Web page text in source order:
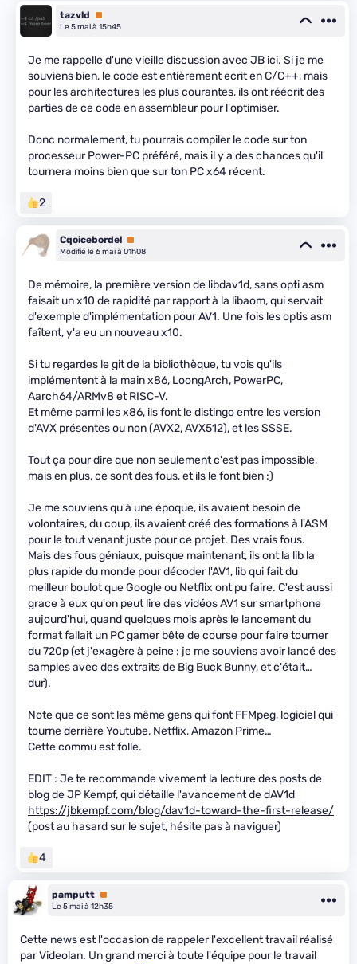
tazvld
Premium
Le 5 mai à 15h45
Je me rappelle d'une vieille discussion avec JB ici. Si je me
souviens bien, le code est entièrement ecrit en C/C++, mais
pour les architectures les plus courantes, ils ont réécrit des
parties de ce code en assembleur pour l'optimiser.
Donc normalement, tu pourrais compiler le code sur ton
processeur Power-PC préféré, mais il y a des chances qu'il
tournera moins bien que sur ton PC x64 récent.
2
Cqoicebordel Premium
Modifié le 6 mai à 01h08
De mémoire, la première version de libdav1d, sans opti asm
faisait un x10 de rapidité par rapport à la libaom, qui servait
d'exemple d'implémentation pour AV1. Une fois les optis asm
faîtent, y'a eu un nouveau x10.
Si tu regardes le git de la bibliothèque, tu vois qu'ils
implémentent à la main x86, LoongArch, PowerPC,
Aarch64/ARMv8 et RISC-V.
Et même parmi les x86, ils font le distingo entre les version
d'AVX présentes ou non (AVX2, AVX512), et les SSSE.
Tout ça pour dire que non seulement c'est pas impossible,
mais en plus, ce sont des fous, et ils le font bien :)
Je me souviens qu'à une époque, ils avaient besoin de
volontaires, du coup, ils avaient créé des formations à l'ASM
pour le tout venant juste pour ce projet. Des vrais fous.
Mais des fous géniaux, puisque maintenant, ils ont la lib la
plus rapide du monde pour décoder l'AV1, lib qui fait du
meilleur boulot que Google ou Netflix ont pu faire. C'est aussi
grace à eux qu'on peut lire des vidéos AV1 sur smartphone
aujourd'hui, quand quelques mois après le lancement du
format fallait un PC gamer bête de course pour faire tourner
du 720p (et j'exagère à peine : je me souviens avoir lancé des
samples avec des extraits de Big Buck Bunny, et c'était…
dur).
Note que ce sont les même gens qui font FFMpeg, logiciel qui
tourne derrière Youtube, Netflix, Amazon Prime…
Cette commu est folle.
EDIT : Je te recommande vivement la lecture des posts de
blog de JP Kempf, qui détaille l'avancement de dAV1d
https://jbkempf.com/blog/dav1d-toward-the-first-release/
(post au hasard sur le sujet, hésite pas à naviguer)
4
pamputt Premium
Le 5 mai à 12h35
Cette news est l'occasion de rappeler l'excellent travail réalisé
par Videolan. Un grand merci à toute l'équipe pour le travail